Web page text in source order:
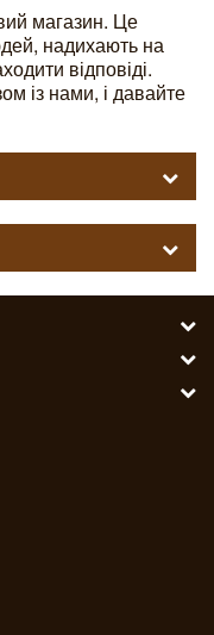
магазин. Це
надихають на
відповіді.
із нами, і давайте